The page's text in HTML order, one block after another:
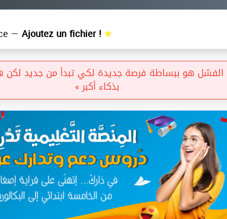
— Ajoutez un fichier !
الفشل هو ببساطة فرصة جديدة لكي تبدأ من جديد لكن
بذكاء أكبر »